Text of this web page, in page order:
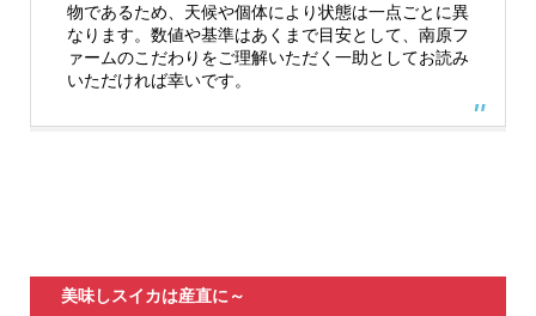
物であるため、天候や個体により状態は一点ごとに異
なります。数値や基準はあくまで目安として、南原フ
ァームのこだわりをご理解いただく一助としてお読み
いただければ幸いです。
美味しスイカは産直に～